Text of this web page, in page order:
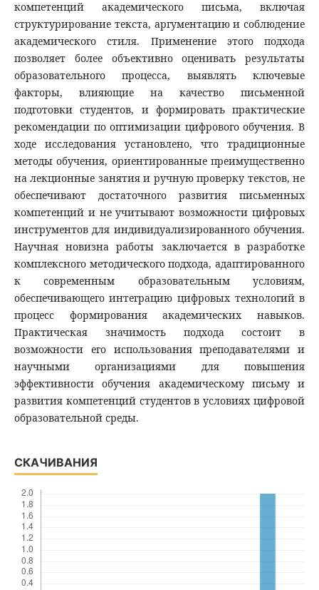
компетенций академического письма, включая
структурирование текста, аргументацию и соблюдение
академического стиля. Применение этого подхода
позволяет более объективно оценивать результаты
образовательного процесса, выявлять ключевые
факторы, влияющие на качество письменной
подготовки студентов, и формировать практические
рекомендации по оптимизации цифрового обучения. В
ходе исследования установлено, что традиционные
методы обучения, ориентированные преимущественно
на лекционные занятия и ручную проверку текстов, не
обеспечивают достаточного развития письменных
компетенций и не учитывают возможности цифровых
инструментов для индивидуализированного обучения.
Научная новизна работы заключается в разработке
комплексного методического подхода, адаптированного
к современным образовательным условиям,
обеспечивающего интеграцию цифровых технологий в
процесс формирования академических навыков.
Практическая значимость подхода состоит в
возможности его использования преподавателями и
научными организациями для повышения
эффективности обучения академическому письму и
развития компетенций студентов в условиях цифровой
образовательной среды.
СКАЧИВАНИЯ